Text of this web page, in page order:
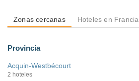
Zonas cercanas Hoteles en Francia
Provincia
Acquin-Westbécourt
2 hoteles